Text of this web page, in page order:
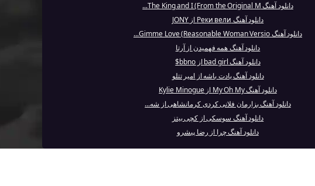
دانلود آهنگ The King and I (From the Original M...
دانلود آهنگ Реки вели از JONY
دانلود آهنگ Gimme Love (Reasonable Woman Versio...
دانلود آهنگ همه فهمیدن از آرتا
دانلود آهنگ bad girl از bbno$
دانلود آهنگ یادت باشه از امیر تتلو
دانلود آهنگ My Oh My از Kylie Minogue
دانلود آهنگ بز‌ارمان فلانی کردی کرمانشاهی از شه...
دانلود آهنگ سوسکی از کچی بیتز
دانلود آهنگ چرا از رضا پیشرو